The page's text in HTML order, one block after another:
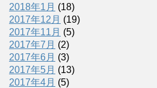
2018年1月 (18)
2017年12月 (19)
2017年11月 (5)
2017年7月 (2)
2017年6月 (3)
2017年5月 (13)
2017年4月 (5)